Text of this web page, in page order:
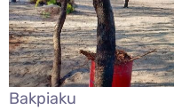
Bakpiaku